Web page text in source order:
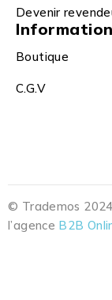
Devenir
Boutique
C.G.V
© Trademos
l’agence B2B